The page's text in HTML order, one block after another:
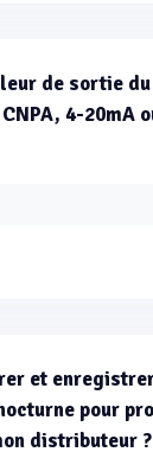
de sortie
4-20mA
et
pour
distributeur ?